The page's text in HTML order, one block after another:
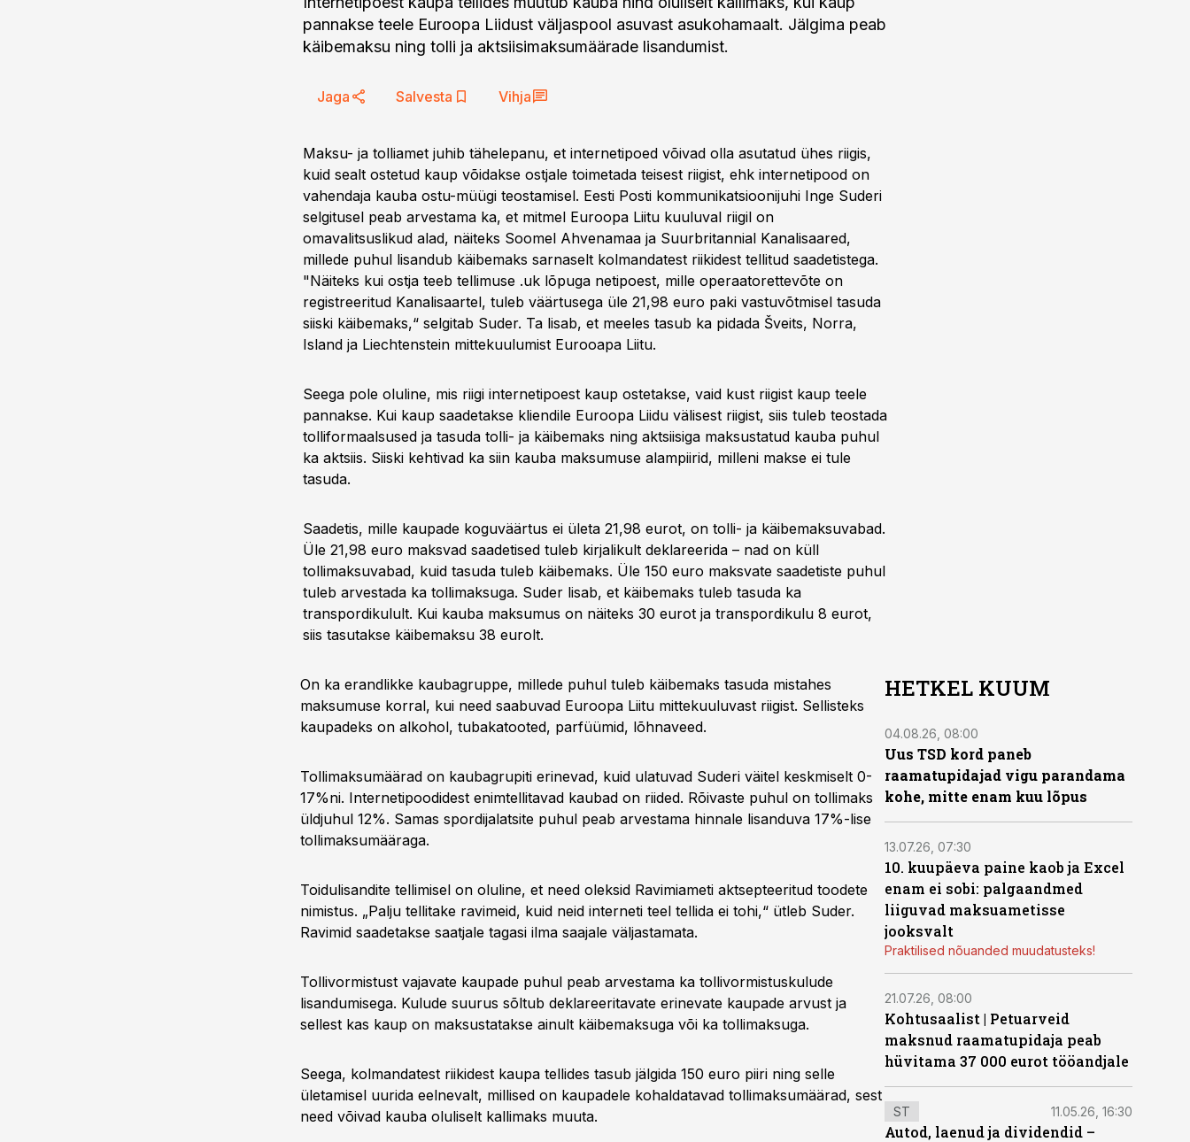
pannakse teele Euroopa Liidust väljaspool asuvast asukohamaalt. Jälgima peab
käibemaksu ning tolli ja aktsiisimaksumäärade lisandumist.
Jaga Salvesta Vihja
Maksu- ja tolliamet juhib tähelepanu, et internetipoed võivad olla asutatud ühes riigis,
kuid sealt ostetud kaup võidakse ostjale toimetada teisest riigist, ehk internetipood on
vahendaja kauba ostu-müügi teostamisel. Eesti Posti kommunikatsioonijuhi Inge Suderi
selgitusel peab arvestama ka, et mitmel Euroopa Liitu kuuluval riigil on
omavalitsuslikud alad, näiteks Soomel Ahvenamaa ja Suurbritannial Kanalisaared,
millede puhul lisandub käibemaks sarnaselt kolmandatest riikidest tellitud saadetistega.
"Näiteks kui ostja teeb tellimuse .uk lõpuga netipoest, mille operaatorettevõte on
registreeritud Kanalisaartel, tuleb väärtusega üle 21,98 euro paki vastuvõtmisel tasuda
siiski käibemaks,“ selgitab Suder. Ta lisab, et meeles tasub ka pidada Šveits, Norra,
Island ja Liechtenstein mittekuulumist Eurooapa Liitu.
Seega pole oluline, mis riigi internetipoest kaup ostetakse, vaid kust riigist kaup teele
pannakse. Kui kaup saadetakse kliendile Euroopa Liidu välisest riigist, siis tuleb teostada
tolliformaalsused ja tasuda tolli- ja käibemaks ning aktsiisiga maksustatud kauba puhul
ka aktsiis. Siiski kehtivad ka siin kauba maksumuse alampiirid, milleni makse ei tule
tasuda.
Saadetis, mille kaupade koguväärtus ei ületa 21,98 eurot, on tolli- ja käibemaksuvabad.
Üle 21,98 euro maksvad saadetised tuleb kirjalikult deklareerida – nad on küll
tollimaksuvabad, kuid tasuda tuleb käibemaks. Üle 150 euro maksvate saadetiste puhul
tuleb arvestada ka tollimaksuga. Suder lisab, et käibemaks tuleb tasuda ka
transpordikulult. Kui kauba maksumus on näiteks 30 eurot ja transpordikulu 8 eurot,
siis tasutakse käibemaksu 38 eurolt.
On ka erandlikke kaubagruppe, millede puhul tuleb käibemaks tasuda mistahes
maksumuse korral, kui need saabuvad Euroopa Liitu mittekuuluvast riigist. Sellisteks
kaupadeks on alkohol, tubakatooted, parfüümid, lõhnaveed.
Tollimaksumäärad on kaubagrupiti erinevad, kuid ulatuvad Suderi väitel keskmiselt 0-
17%ni. Internetipoodidest enimtellitavad kaubad on riided. Rõivaste puhul on tollimaks
üldjuhul 12%. Samas spordijalatsite puhul peab arvestama hinnale lisanduva 17%-lise
tollimaksumääraga.
Toidulisandite tellimisel on oluline, et need oleksid Ravimiameti aktsepteeritud toodete
nimistus. „Palju tellitake ravimeid, kuid neid interneti teel tellida ei tohi,“ ütleb Suder.
Ravimid saadetakse saatjale tagasi ilma saajale väljastamata.
Tollivormistust vajavate kaupade puhul peab arvestama ka tollivormistuskulude
lisandumisega. Kulude suurus sõltub deklareeritavate erinevate kaupade arvust ja
sellest kas kaup on maksustatakse ainult käibemaksuga või ka tollimaksuga.
Seega, kolmandatest riikidest kaupa tellides tasub jälgida 150 euro piiri ning selle
ületamisel uurida eelnevalt, millised on kaupadele kohaldatavad tollimaksumäärad, sest
need võivad kauba oluliselt kallimaks muuta.
HETKEL KUUM
04.08.26, 08:00
Uus TSD kord paneb
raamatupidajad vigu parandama
kohe, mitte enam kuu lõpus
13.07.26, 07:30
10. kuupäeva paine kaob ja Excel
enam ei sobi: palgaandmed
liiguvad maksuametisse
jooksvalt
Praktilised nõuanded muudatusteks!
21.07.26, 08:00
Kohtusaalist | Petuarveid
maksnud raamatupidaja peab
hüvitama 37 000 eurot tööandjale
ST 11.05.26, 16:30
Autod, laenud ja dividendid –